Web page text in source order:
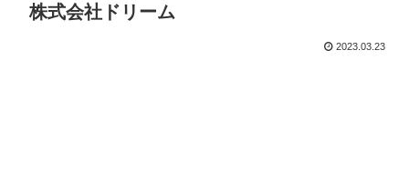
株式会社ドリーム
2023.03.23